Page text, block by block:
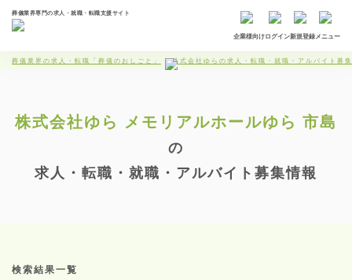
葬儀業界専門の求人・就職・転職支援サイト
企業様向けログイン新規登録メニュー
葬儀業界の求人・転職「葬儀のおしごと」 株式会社ゆらの求人・転職・就職・アルバイト募
株式会社ゆら メモリアルホールゆら 市島
の
求人・転職・就職・アルバイト募集情報
検索結果一覧